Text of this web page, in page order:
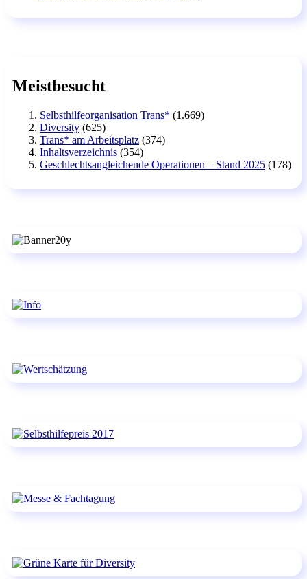
Meistbesucht
Selbsthilfeorganisation Trans* (1.669)
Diversity (625)
Trans* am Arbeitsplatz (374)
Inhaltsverzeichnis (354)
Geschlechtsangleichende Operationen – Stand 2025 (178)